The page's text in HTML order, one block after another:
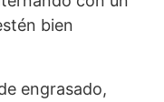
bien
engrasado,